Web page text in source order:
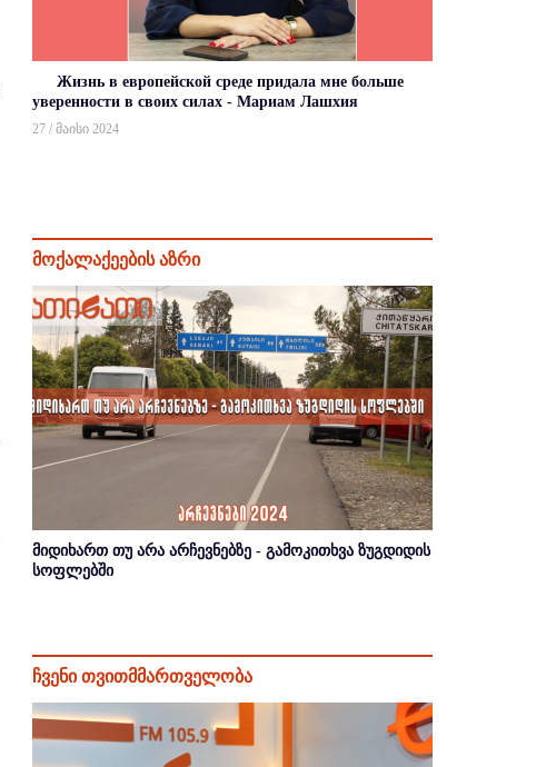
Жизнь в европейской среде придала мне больше
уверенности в своих силах - Мариам Лашхия
27 / მაისი 2024
მოქალაქეების აზრი
მიდიხართ თუ არა არჩევნებზე - გამოკითხვა ზუგდიდის
სოფლებში
ჩვენი თვითმმართველობა